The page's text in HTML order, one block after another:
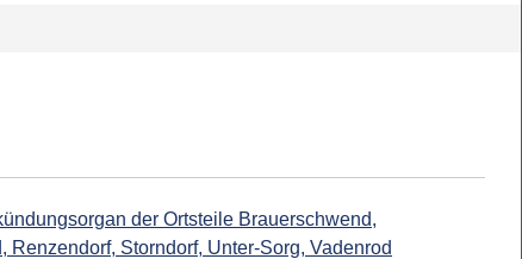
der Ortsteile Brauerschwend,
Storndorf, Unter-Sorg, Vadenrod